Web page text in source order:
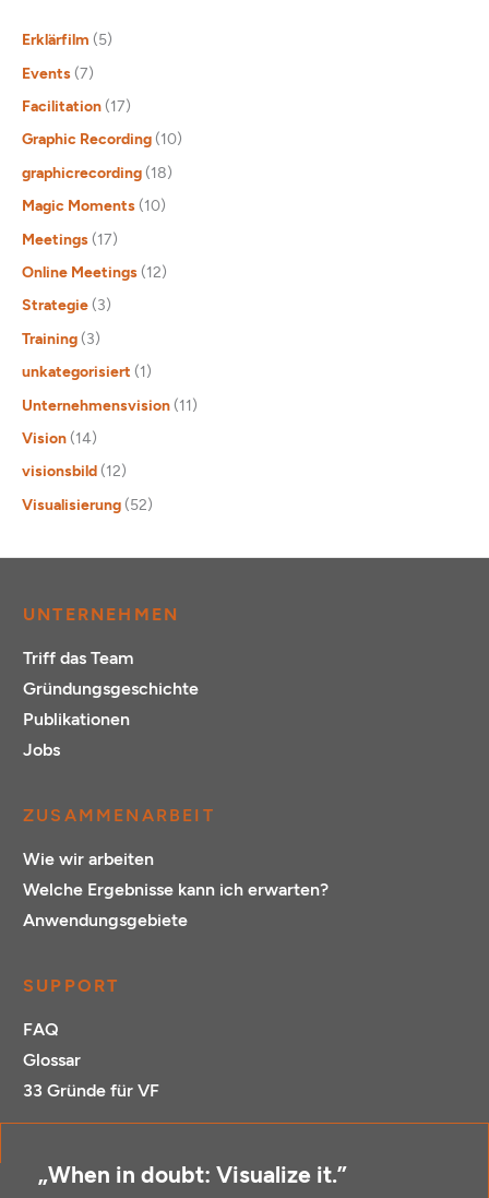
Erklärfilm (5)
Events (7)
Facilitation (17)
Graphic Recording (10)
graphicrecording (18)
Magic Moments (10)
Meetings (17)
Online Meetings (12)
Strategie (3)
Training (3)
unkategorisiert (1)
Unternehmensvision (11)
Vision (14)
visionsbild (12)
Visualisierung (52)
UNTERNEHMEN
Triff das Team
Gründungsgeschichte
Publikationen
Jobs
ZUSAMMENARBEIT
Wie wir arbeiten
Welche Ergebnisse kann ich erwarten?
Anwendungsgebiete
SUPPORT
FAQ
Glossar
33 Gründe für VF
„When in doubt: Visualize it.”